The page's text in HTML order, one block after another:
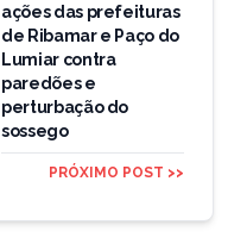
ações das prefeituras
de Ribamar e Paço do
Lumiar contra
paredões e
perturbação do
sossego
PRÓXIMO POST >>